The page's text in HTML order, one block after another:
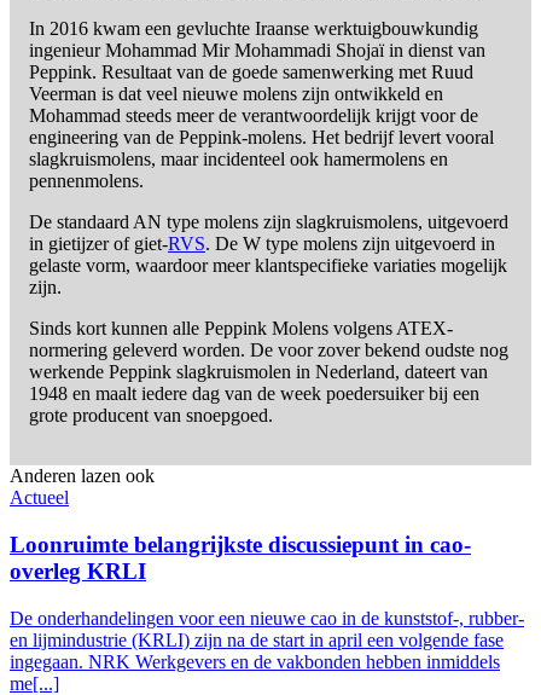
In 2016 kwam een gevluchte Iraanse werktuigbouwkundig
ingenieur Mohammad Mir Mohammadi Shojaï in dienst van
Peppink. Resultaat van de goede samenwerking met Ruud
Veerman is dat veel nieuwe molens zijn ontwikkeld en
Mohammad steeds meer de verantwoordelijk krijgt voor de
engineering van de Peppink-molens. Het bedrijf levert vooral
slagkruismolens, maar incidenteel ook hamermolens en
pennenmolens.
De standaard AN type molens zijn slagkruismolens, uitgevoerd
in gietijzer of giet-RVS. De W type molens zijn uitgevoerd in
gelaste vorm, waardoor meer klantspecifieke variaties mogelijk
zijn.
Sinds kort kunnen alle Peppink Molens volgens ATEX-
normering geleverd worden. De voor zover bekend oudste nog
werkende Peppink slagkruismolen in Nederland, dateert van
1948 en maalt iedere dag van de week poedersuiker bij een
grote producent van snoepgoed.
Anderen lazen ook
Actueel
Loonruimte belangrijkste discussiepunt in cao-
overleg KRLI
De onderhandelingen voor een nieuwe cao in de kunststof-, rubber-
en lijmindustrie (KRLI) zijn na de start in april een volgende fase
ingegaan. NRK Werkgevers en de vakbonden hebben inmiddels
me[...]